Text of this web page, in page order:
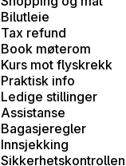
Bilutleie
Tax refund
Book møterom
Kurs mot flyskrekk
Praktisk info
Ledige stillinger
Assistanse
Bagasjeregler
Innsjekking
Sikkerhetskontrollen